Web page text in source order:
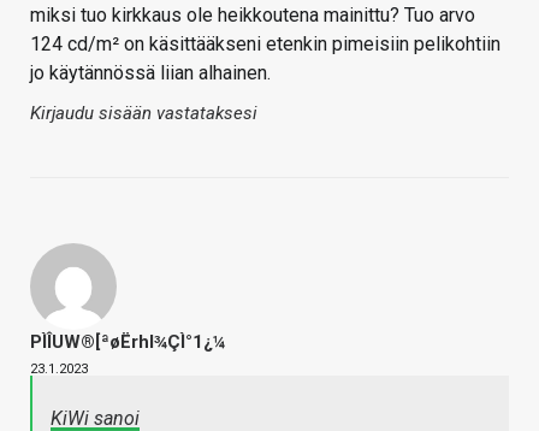
miksi tuo kirkkaus ole heikkoutena mainittu? Tuo arvo
124 cd/m² on käsittääkseni etenkin pimeisiin pelikohtiin
jo käytännössä liian alhainen.
Kirjaudu sisään vastataksesi
PÌÎUW®[ªøËrhl¾ÇÌ°1¿¼
23.1.2023
KiWi sanoi